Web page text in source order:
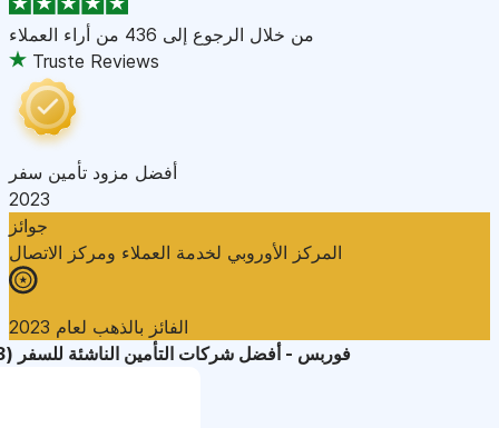
من خلال الرجوع إلى 436 من أراء العملاء
Truste Reviews
أفضل مزود تأمين سفر
2023
جوائز
المركز الأوروبي لخدمة العملاء ومركز الاتصال
الفائز بالذهب لعام 2023
فوربس - أفضل شركات التأمين الناشئة للسفر (2023)